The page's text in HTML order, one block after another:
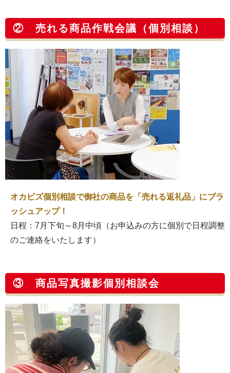
② 売れる商品作戦会議（個別相談）
オカビズ個別相談で御社の商品を「売れる返礼品」にブラ
ッシュアップ！
日程：7月下旬～8月中頃（お申込みの方に個別で日程調整
のご連絡をいたします）
③ 商品写真撮影個別相談会